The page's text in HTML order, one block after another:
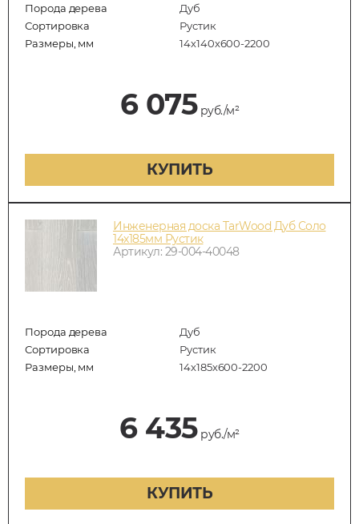
Порода дерева
Дуб
Сортировка
Рустик
Размеры, мм
14х140х600-2200
6 075руб./м²
КУПИТЬ
Инженерная доска TarWood Дуб Соло
14х185мм Рустик
Артикул: 29-004-40048
Порода дерева
Дуб
Сортировка
Рустик
Размеры, мм
14х185х600-2200
6 435руб./м²
КУПИТЬ